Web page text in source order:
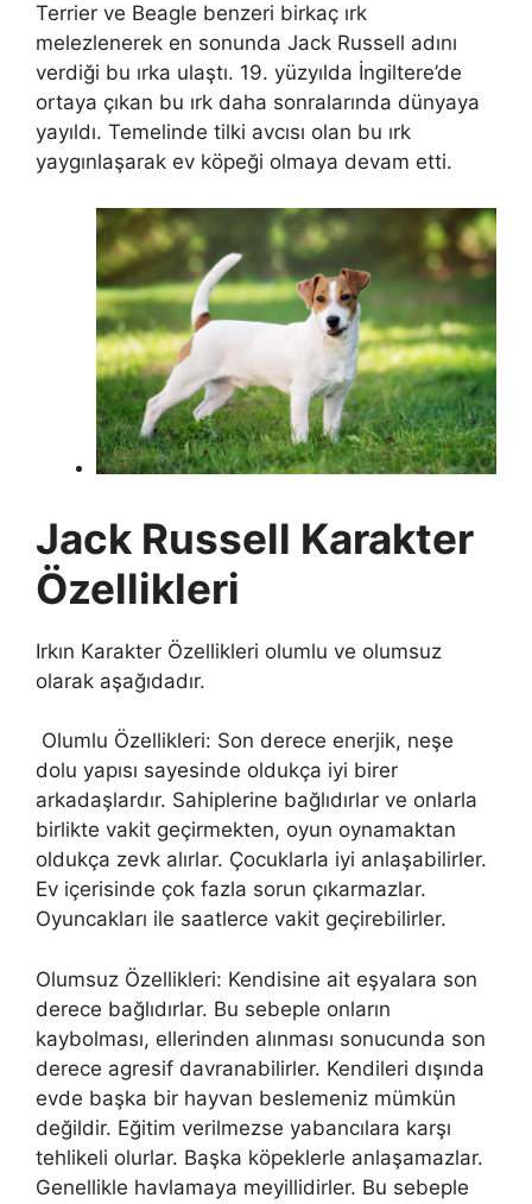
Terrier ve Beagle benzeri birkaç ırk
melezlenerek en sonunda Jack Russell adını
verdiği bu ırka ulaştı. 19. yüzyılda İngiltere’de
ortaya çıkan bu ırk daha sonralarında dünyaya
yayıldı. Temelinde tilki avcısı olan bu ırk
yaygınlaşarak ev köpeği olmaya devam etti.
Jack Russell Karakter
Özellikleri
Irkın Karakter Özellikleri olumlu ve olumsuz
olarak aşağıdadır.
Olumlu Özellikleri: Son derece enerjik, neşe
dolu yapısı sayesinde oldukça iyi birer
arkadaşlardır. Sahiplerine bağlıdırlar ve onlarla
birlikte vakit geçirmekten, oyun oynamaktan
oldukça zevk alırlar. Çocuklarla iyi anlaşabilirler.
Ev içerisinde çok fazla sorun çıkarmazlar.
Oyuncakları ile saatlerce vakit geçirebilirler.
Olumsuz Özellikleri: Kendisine ait eşyalara son
derece bağlıdırlar. Bu sebeple onların
kaybolması, ellerinden alınması sonucunda son
derece agresif davranabilirler. Kendileri dışında
evde başka bir hayvan beslemeniz mümkün
değildir. Eğitim verilmezse yabancılara karşı
tehlikeli olurlar. Başka köpeklerle anlaşamazlar.
Genellikle havlamaya meyillidirler. Bu sebeple